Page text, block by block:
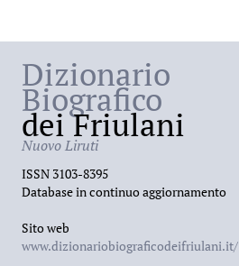
Dizionario
Biografico
dei Friulani
Nuovo Liruti
ISSN 3103-8395
Database in continuo aggiornamento
Sito web
www.dizionariobiograficodeifriulani.it/